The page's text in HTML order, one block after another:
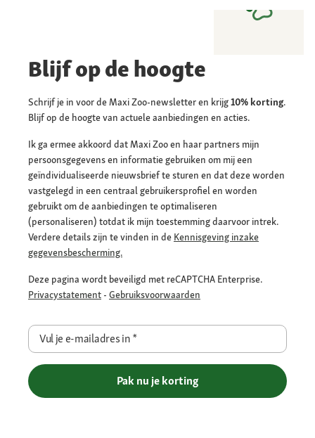
Blijf op de hoogte
Schrijf je in voor de Maxi Zoo-newsletter en krijg10% korting.
Blijf op de hoogte van actuele aanbiedingen en acties.
Ik ga ermee akkoord dat Maxi Zoo en haar partners mijn
persoonsgegevens en informatie gebruiken om mij een
geïndividualiseerde nieuwsbrief te sturen en dat deze worden
vastgelegd in een centraal gebruikersprofiel en worden
gebruikt om de aanbiedingen te optimaliseren
(personaliseren) totdat ik mijn toestemming daarvoor intrek.
Verdere details zijn te vinden in de Kennisgeving inzake
gegevensbescherming.
Deze pagina wordt beveiligd met reCAPTCHA Enterprise.
Privacystatement - Gebruiksvoorwaarden
Vul je e-mailadres in*
Pak nu je korting